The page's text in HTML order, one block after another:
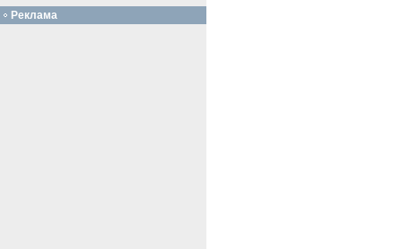
Реклама